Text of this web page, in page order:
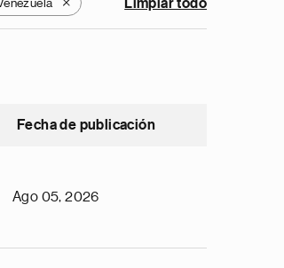
X Limpiar todo
Fecha de publicación
Ago 05, 2026